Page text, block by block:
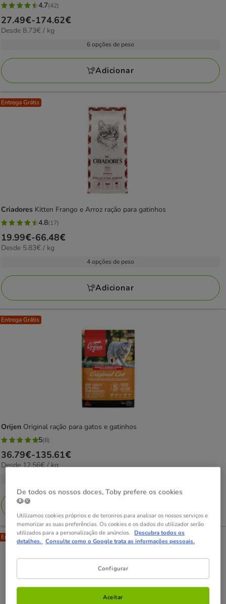
4.7
estrelas
com
avaliações
4.7(42)
Preço
de
174.62€
27.49€-174.62€
8.73€
Desde 8.73€ / kg
6 opções de peso
Adicionar
Entrega Grátis
Criadores Kitten Frango e Arroz ração para gatinhos
4.8
estrelas
com
avaliações
4.8(17)
Preço
de
66.48€
19.99€-66.48€
5.83€
Desde 5.83€ / kg
4 opções de peso
Adicionar
Entrega Grátis
Orijen Original ração para gatos e gatinhos
5
estrelas
com
avaliações
5(8)
Preço
de
135.61€
36.79€-135.61€
12.56€
Desde 12.56€ / kg
Entrega Grátis
De todos os nossos doces, Toby prefere os cookies
🐶🍪
Utilizamos cookies próprios e de terceiros para analisar os nossos serviços e
memorizar as suas preferências. Os cookies e os dados do utilizador serão
utilizados para a personalização de anúncios. Descubra todos os
detalhes. Consulte como o Google trata as informações pessoais.
Configurar
Aceitar